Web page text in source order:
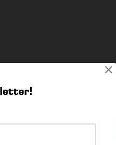
×
င်းတွေ ပျံ့နှံ့ကျက်စား
င်စားဖွယ် လေ့လာကြ